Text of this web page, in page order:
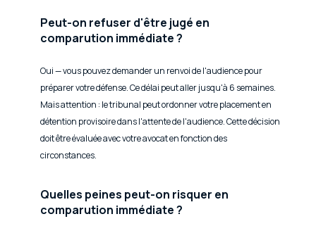
Peut-on refuser d'être jugé en
comparution immédiate ?
Oui — vous pouvez demander un renvoi de l'audience pour
préparer votre défense. Ce délai peut aller jusqu'à 6 semaines.
Mais attention : le tribunal peut ordonner votre placement en
détention provisoire dans l'attente de l'audience. Cette décision
doit être évaluée avec votre avocat en fonction des
circonstances.
Quelles peines peut-on risquer en
comparution immédiate ?